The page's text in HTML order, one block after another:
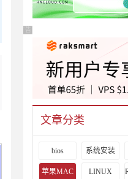
广告 商业广告，理性选择
文章分类
bios 系统安装
苹果MAC LINUX